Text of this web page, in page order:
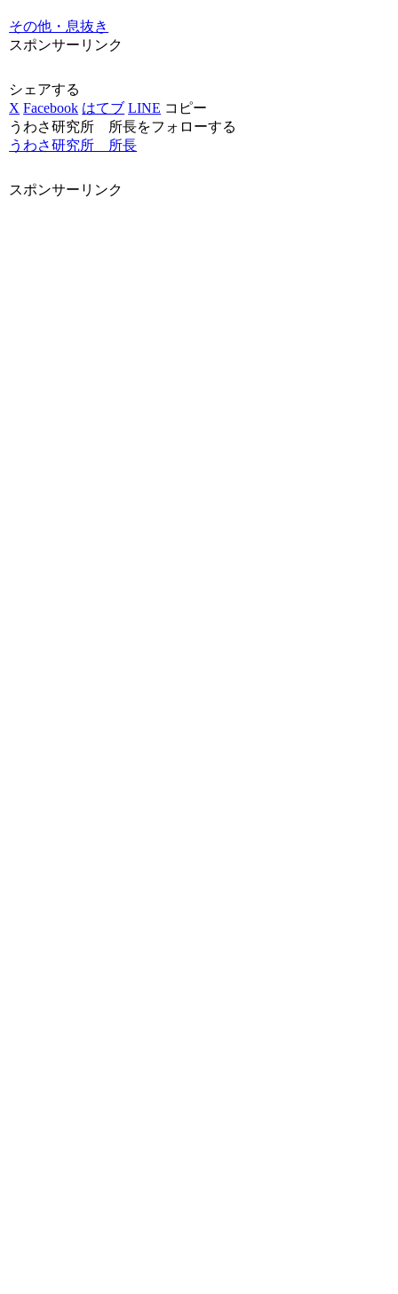
その他・息抜き
スポンサーリンク
シェアする
X Facebook はてブ LINE コピー
うわさ研究所 所長をフォローする
うわさ研究所 所長
スポンサーリンク